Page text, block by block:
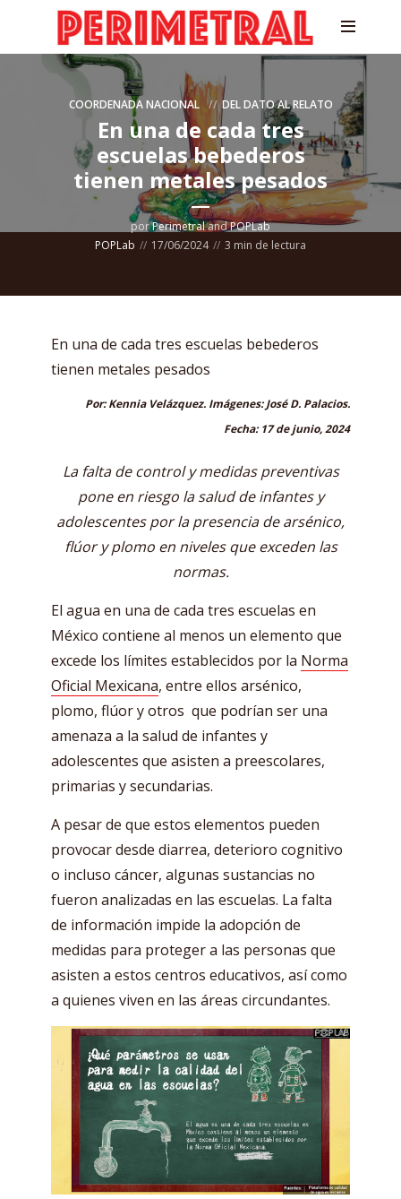
COORDENADA NACIONAL DEL DATO AL RELATO
En una de cada tres
escuelas bebederos
tienen metales pesados
porPerimetralandPOPLab
POPLab
17/06/2024 3 min de lectura
En una de cada tres escuelas bebederos
tienen metales pesados
Por: Kennia Velázquez. Imágenes: José D. Palacios.
Fecha: 17 de junio, 2024
La falta de control y medidas preventivas
pone en riesgo la salud de infantes y
adolescentes por la presencia de arsénico,
flúor y plomo en niveles que exceden las
normas.
El agua en una de cada tres escuelas en
México contiene al menos un elemento que
excede los límites establecidos por la Norma
Oficial Mexicana, entre ellos arsénico,
plomo, flúor y otros que podrían ser una
amenaza a la salud de infantes y
adolescentes que asisten a preescolares,
primarias y secundarias.
A pesar de que estos elementos pueden
provocar desde diarrea, deterioro cognitivo
o incluso cáncer, algunas sustancias no
fueron analizadas en las escuelas. La falta
de información impide la adopción de
medidas para proteger a las personas que
asisten a estos centros educativos, así como
a quienes viven en las áreas circundantes.